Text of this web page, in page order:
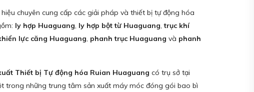
chuyên cung cấp các giải pháp và thiết bị tự động hóa
ly hợp Huaguang, ly hợp bột từ Huaguang,trục khí
lực căng Huaguang, phanh trục Huaguang và phanh
Thiết bị Tự động hóa Ruian Huaguang có trụ sở tại
trong những trung tâm sản xuất máy móc đóng gói bao bì